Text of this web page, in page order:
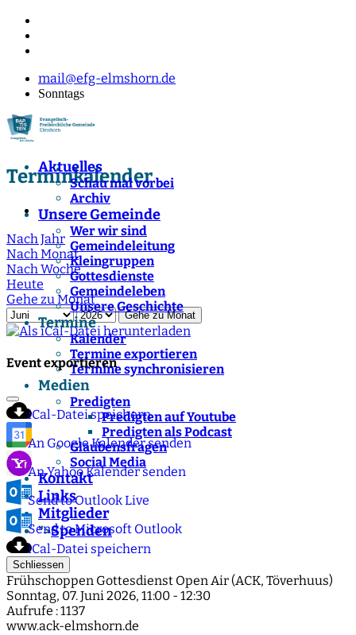
mail@efg-elmshorn.de
Sonntags
Aktuelles
Schau mal vorbei
Archiv
Unsere Gemeinde
Wer wir sind
Gemeindeleitung
Kleingruppen
Gottesdienste
Gemeindeleben
Unsere Geschichte
Termine
Kalender
Termine exportieren
Termine synchronisieren
Medien
Predigten
Predigten auf Youtube
Predigten als Podcast
Glaubensfragen
Social Media
Kontakt
Links
Mitglieder
">Spenden
Terminkalender
Nach Jahr
Nach Monat
Nach Woche
Heute
Gehe zu Monat
Gehe zu Monat
Event exportieren
iCal-Datei speichern
An Google Kalender senden
An Yahoo Kalender senden
Send to Outlook Live
Send to Microsoft Outlook
iCal-Datei speichern
Schliessen
Frühschoppen Gottesdienst Open Air (ACK, Töverhuus)
Sonntag, 07. Juni 2026, 11:00 - 12:30
Aufrufe : 1137
www.ack-elmshorn.de